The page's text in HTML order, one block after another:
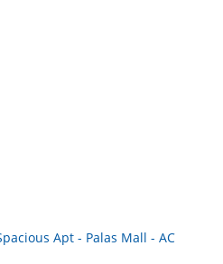
Apt - Palas Mall - AC